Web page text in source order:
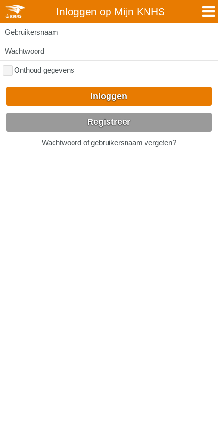
Inloggen op Mijn KNHS
Gebruikersnaam
Wachtwoord
Onthoud gegevens
Inloggen
Registreer
Wachtwoord of gebruikersnaam vergeten?